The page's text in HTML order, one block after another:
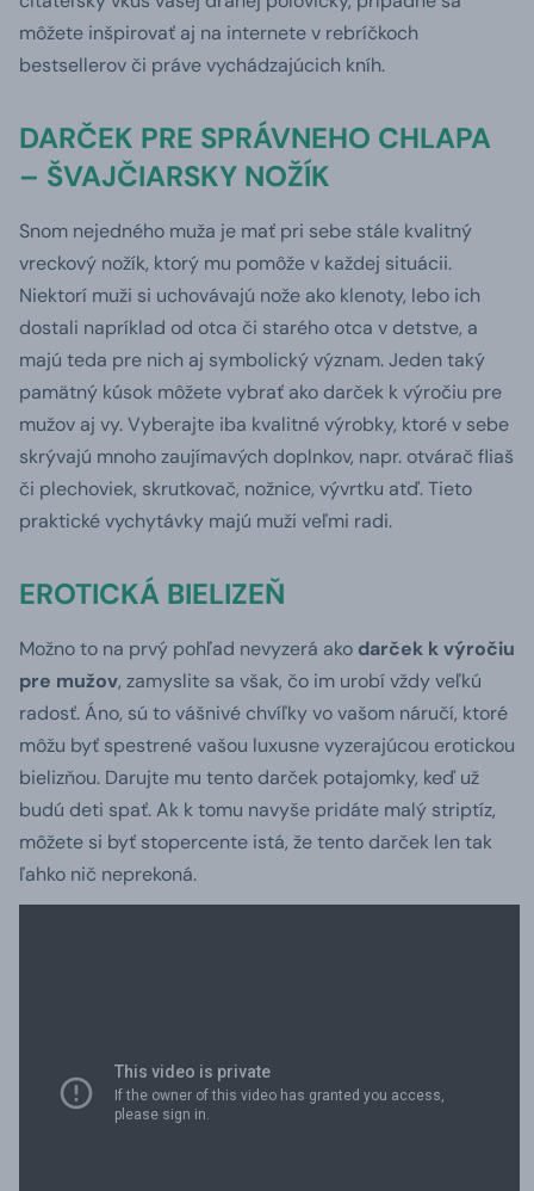
môžete inšpirovať aj na internete v rebríčkoch
bestsellerov či práve vychádzajúcich kníh.
DARČEK PRE SPRÁVNEHO CHLAPA
– ŠVAJČIARSKY NOŽÍK
Snom nejedného muža je mať pri sebe stále kvalitný
vreckový nožík, ktorý mu pomôže v každej situácii.
Niektorí muži si uchovávajú nože ako klenoty, lebo ich
dostali napríklad od otca či starého otca v detstve, a
majú teda pre nich aj symbolický význam. Jeden taký
pamätný kúsok môžete vybrať ako darček k výročiu pre
mužov aj vy. Vyberajte iba kvalitné výrobky, ktoré v sebe
skrývajú mnoho zaujímavých doplnkov, napr. otvárač fliaš
či plechoviek, skrutkovač, nožnice, vývrtku atď. Tieto
praktické vychytávky majú muži veľmi radi.
EROTICKÁ BIELIZEŇ
Možno to na prvý pohľad nevyzerá ako darček k výročiu
pre mužov, zamyslite sa však, čo im urobí vždy veľkú
radosť. Áno, sú to vášnivé chvíľky vo vašom náručí, ktoré
môžu byť spestrené vašou luxusne vyzerajúcou erotickou
bielizňou. Darujte mu tento darček potajomky, keď už
budú deti spať. Ak k tomu navyše pridáte malý striptíz,
môžete si byť stopercente istá, že tento darček len tak
ľahko nič neprekoná.